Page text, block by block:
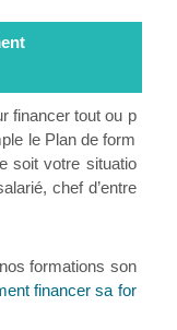
financer tout ou p
le Plan de form
soit votre situatio
chef d’entre
formations son
financer sa for